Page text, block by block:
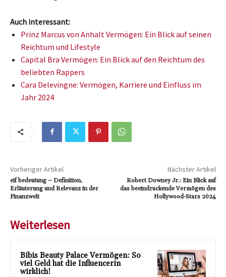
Auch interessant:
Prinz Marcus von Anhalt Vermögen: Ein Blick auf seinen
Reichtum und Lifestyle
Capital Bra Vermögen: Ein Blick auf den Reichtum des
beliebten Rappers
Cara Delevingne: Vermögen, Karriere und Einfluss im
Jahr 2024
Vorheriger Artikel
eif bedeutung – Definition,
Erläuterung und Relevanz in der
Finanzwelt
Nächster Artikel
Robert Downey Jr.: Ein Blick auf
das beeindruckende Vermögen des
Hollywood-Stars 2024
Weiterlesen
Bibis Beauty Palace Vermögen: So
viel Geld hat die Influencerin
wirklich!